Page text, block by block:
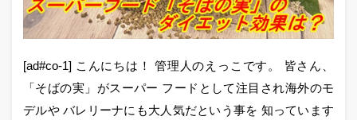
[ad#co-1] こんにちは！ 管理人のえっこです。 皆さん、
「そばの実」がスーパー フードとして注目され海外のモ
デルや バレリーナにも大人気だという事を 知っています